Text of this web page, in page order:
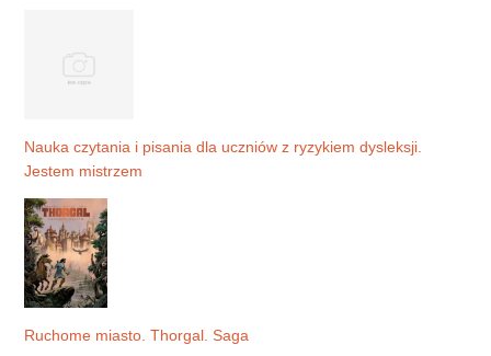
Nauka czytania i pisania dla uczniów z ryzykiem dysleksji.
Jestem mistrzem
Ruchome miasto. Thorgal. Saga